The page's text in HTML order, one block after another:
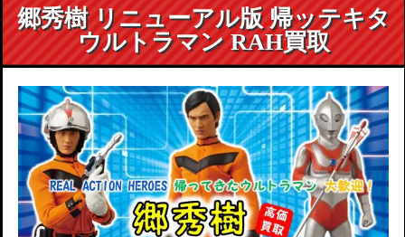
郷秀樹 リニューアル版 帰ッテキタ
ウルトラマン RAH買取